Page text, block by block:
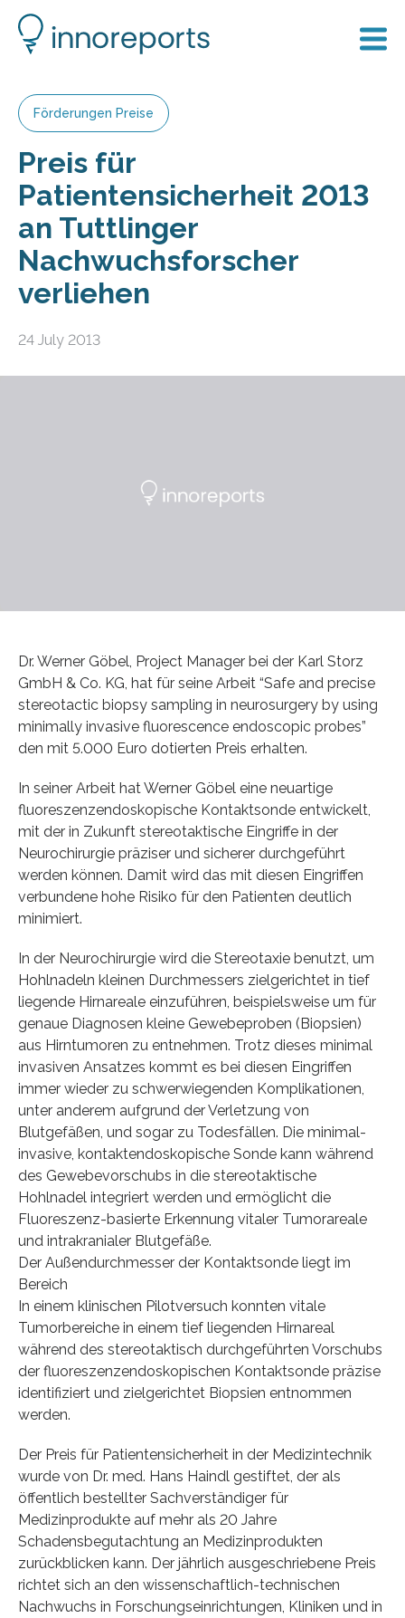
Förderungen Preise
Preis für
Patientensicherheit 2013
an Tuttlinger
Nachwuchsforscher
verliehen
24 July 2013
Dr. Werner Göbel, Project Manager bei der Karl Storz
GmbH & Co. KG, hat für seine Arbeit “Safe and precise
stereotactic biopsy sampling in neurosurgery by using
minimally invasive fluorescence endoscopic probes”
den mit 5.000 Euro dotierten Preis erhalten.
In seiner Arbeit hat Werner Göbel eine neuartige
fluoreszenzendoskopische Kontaktsonde entwickelt,
mit der in Zukunft stereotaktische Eingriffe in der
Neurochirurgie präziser und sicherer durchgeführt
werden können. Damit wird das mit diesen Eingriffen
verbundene hohe Risiko für den Patienten deutlich
minimiert.
In der Neurochirurgie wird die Stereotaxie benutzt, um
Hohlnadeln kleinen Durchmessers zielgerichtet in tief
liegende Hirnareale einzuführen, beispielsweise um für
genaue Diagnosen kleine Gewebeproben (Biopsien)
aus Hirntumoren zu entnehmen. Trotz dieses minimal
invasiven Ansatzes kommt es bei diesen Eingriffen
immer wieder zu schwerwiegenden Komplikationen,
unter anderem aufgrund der Verletzung von
Blutgefäßen, und sogar zu Todesfällen. Die minimal-
invasive, kontaktendoskopische Sonde kann während
des Gewebevorschubs in die stereotaktische
Hohlnadel integriert werden und ermöglicht die
Fluoreszenz-basierte Erkennung vitaler Tumorareale
und intrakranialer Blutgefäße.
Der Außendurchmesser der Kontaktsonde liegt im
Bereich
In einem klinischen Pilotversuch konnten vitale
Tumorbereiche in einem tief liegenden Hirnareal
während des stereotaktisch durchgeführten Vorschubs
der fluoreszenzendoskopischen Kontaktsonde präzise
identifiziert und zielgerichtet Biopsien entnommen
werden.
Der Preis für Patientensicherheit in der Medizintechnik
wurde von Dr. med. Hans Haindl gestiftet, der als
öffentlich bestellter Sachverständiger für
Medizinprodukte auf mehr als 20 Jahre
Schadensbegutachtung an Medizinprodukten
zurückblicken kann. Der jährlich ausgeschriebene Preis
richtet sich an den wissenschaftlich-technischen
Nachwuchs in Forschungseinrichtungen, Kliniken und in